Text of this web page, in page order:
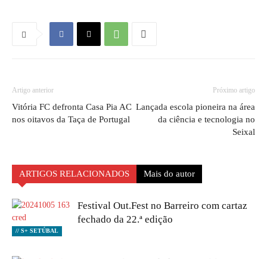
Artigo anterior
Vitória FC defronta Casa Pia AC
nos oitavos da Taça de Portugal
Próximo artigo
Lançada escola pioneira na área
da ciência e tecnologia no
Seixal
ARTIGOS RELACIONADOS Mais do autor
// S+ SETÚBAL
Festival Out.Fest no Barreiro com cartaz
fechado da 22.ª edição